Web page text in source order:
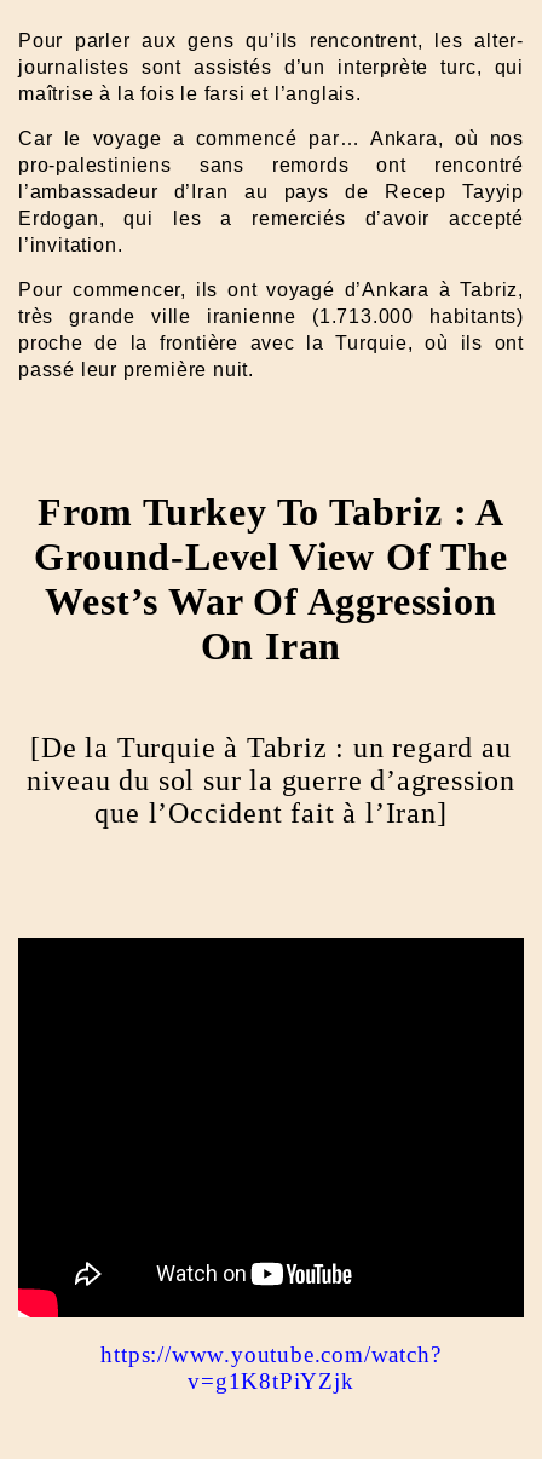
Pour parler aux gens qu’ils rencontrent, les alter-
journalistes sont assistés d’un interprète turc, qui
maîtrise à la fois le farsi et l’anglais.
Car le voyage a commencé par… Ankara, où nos
pro-palestiniens sans remords ont rencontré
l’ambassadeur d’Iran au pays de Recep Tayyip
Erdogan, qui les a remerciés d’avoir accepté
l’invitation.
Pour commencer, ils ont voyagé d’Ankara à Tabriz,
très grande ville iranienne (1.713.000 habitants)
proche de la frontière avec la Turquie, où ils ont
passé leur première nuit.
From Turkey To Tabriz : A
Ground-Level View Of The
West’s War Of Aggression
On Iran
[De la Turquie à Tabriz : un regard au
niveau du sol sur la guerre d’agression
que l’Occident fait à l’Iran]
https://www.youtube.com/watch?
v=g1K8tPiYZjk